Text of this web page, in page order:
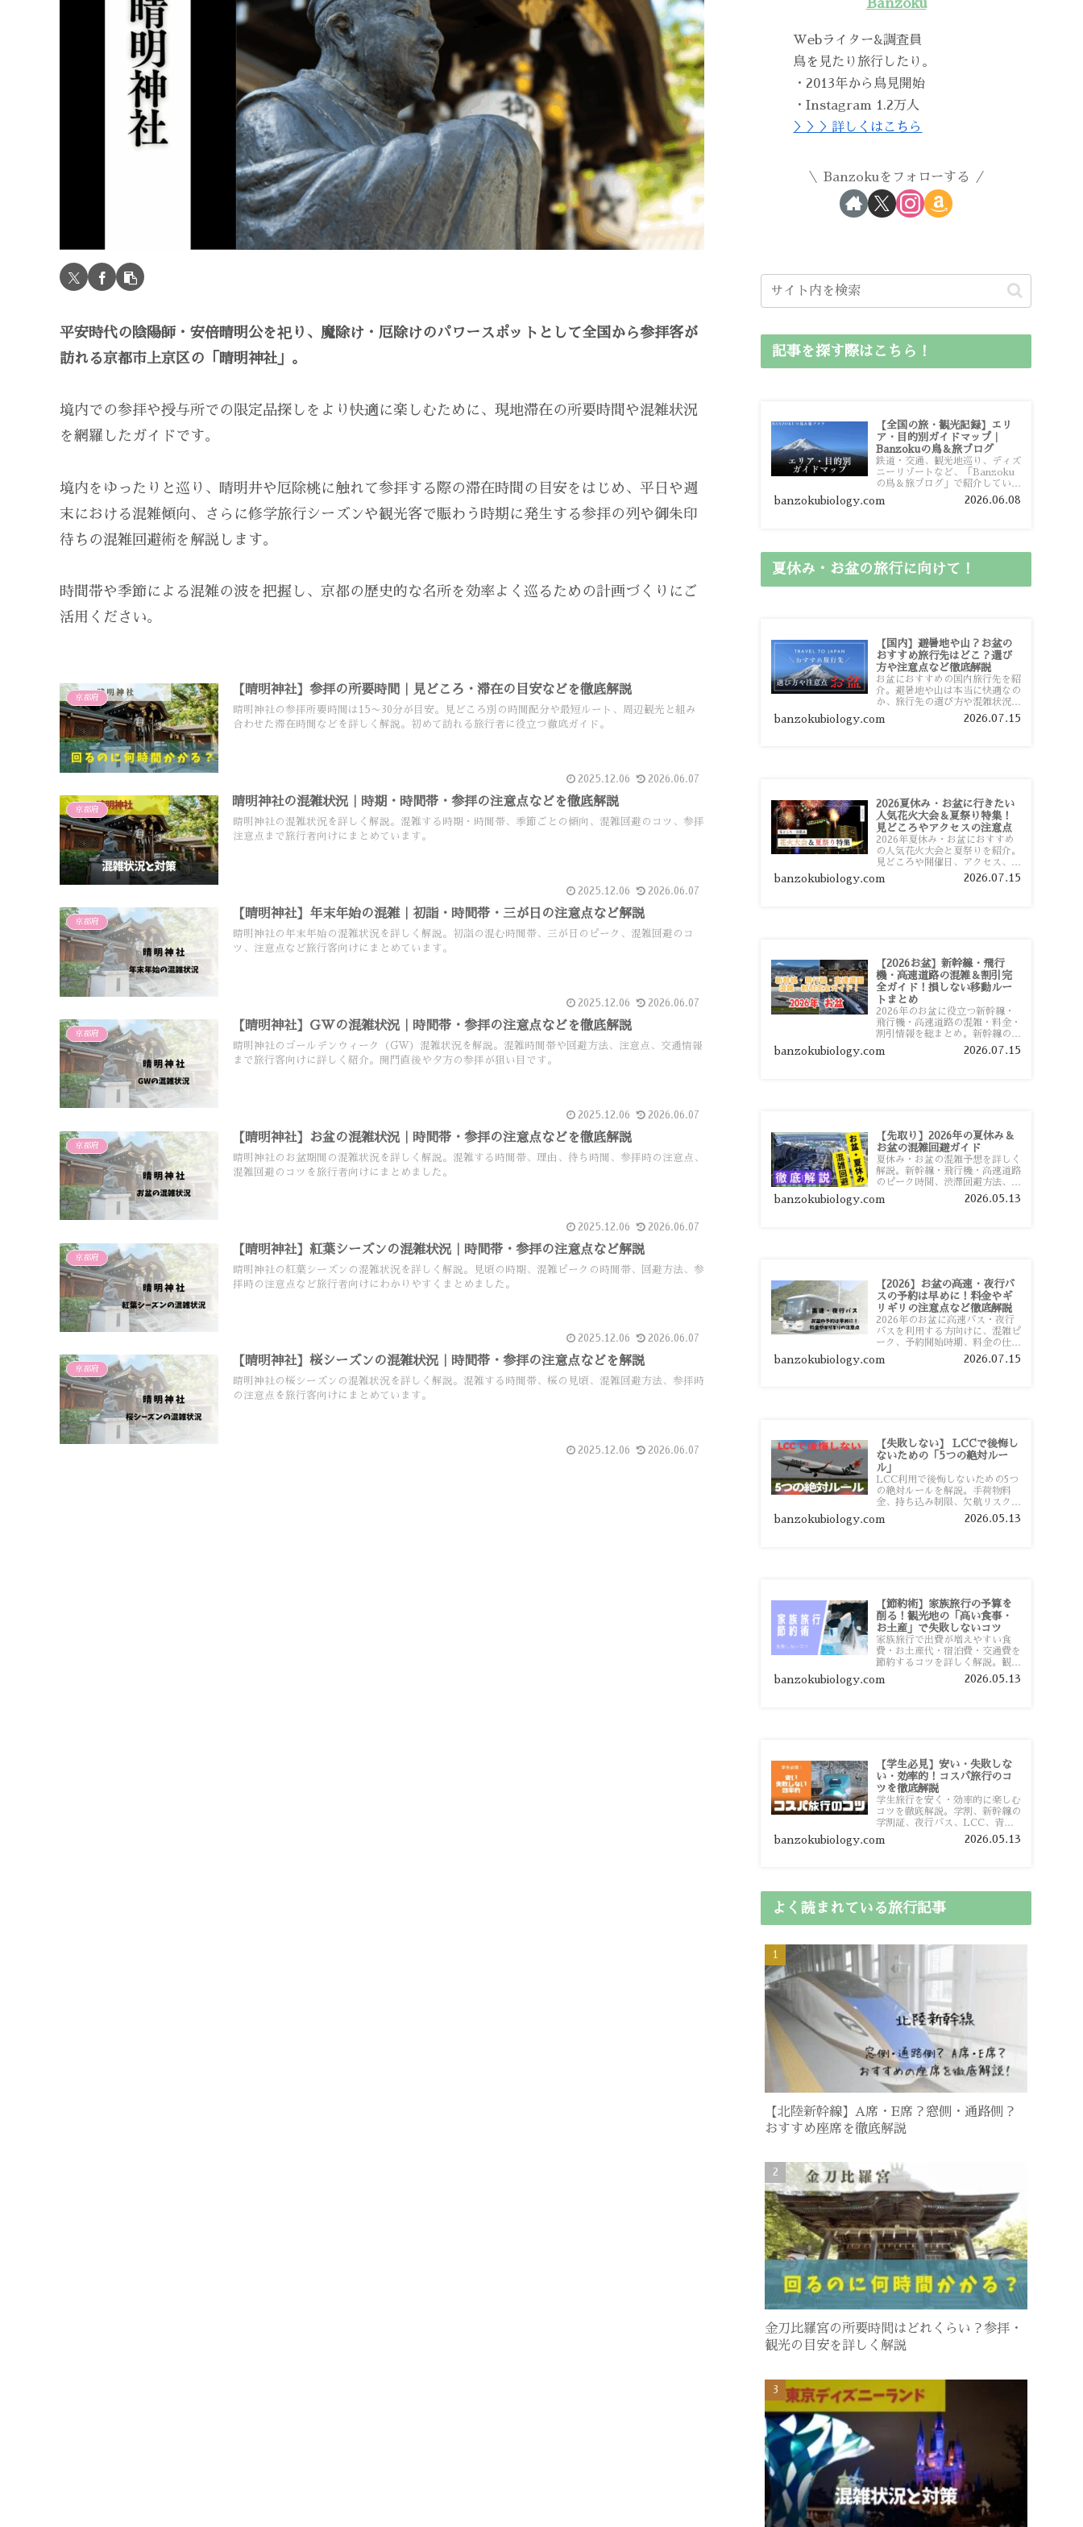
平安時代の陰陽師・安倍晴明公を祀り、魔除け・厄除けのパワースポットとして全国から参拝客が
訪れる京都市上京区の「晴明神社」。
境内での参拝や授与所での限定品探しをより快適に楽しむために、現地滞在の所要時間や混雑状況
を網羅したガイドです。
境内をゆったりと巡り、晴明井や厄除桃に触れて参拝する際の滞在時間の目安をはじめ、平日や週
末における混雑傾向、さらに修学旅行シーズンや観光客で賑わう時期に発生する参拝の列や御朱印
待ちの混雑回避術を解説します。
時間帯や季節による混雑の波を把握し、京都の歴史的な名所を効率よく巡るための計画づくりにご
活用ください。
京都府
【晴明神社】参拝の所要時間｜見どころ・滞在の目安などを徹底解説
晴明神社の参拝所要時間は15〜30分が目安。見どころ別の時間配分や最短ルート、周辺観光と組み
合わせた滞在時間などを詳しく解説。初めて訪れる旅行者に役立つ徹底ガイド。
2025.12.06 2026.06.07
京都府
晴明神社の混雑状況｜時期・時間帯・参拝の注意点などを徹底解説
晴明神社の混雑状況を詳しく解説。混雑する時期・時間帯、季節ごとの傾向、混雑回避のコツ、参拝
注意点まで旅行者向けにまとめています。
2025.12.06 2026.06.07
京都府
【晴明神社】年末年始の混雑｜初詣・時間帯・三が日の注意点など解説
晴明神社の年末年始の混雑状況を詳しく解説。初詣の混む時間帯、三が日のピーク、混雑回避のコ
ツ、注意点など旅行客向けにまとめています。
2025.12.06 2026.06.07
京都府
【晴明神社】GWの混雑状況｜時間帯・参拝の注意点などを徹底解説
晴明神社のゴールデンウィーク（GW）混雑状況を解説。混雑時間帯や回避方法、注意点、交通情報
まで旅行客向けに詳しく紹介。開門直後や夕方の参拝が狙い目です。
2025.12.06 2026.06.07
京都府
【晴明神社】お盆の混雑状況｜時間帯・参拝の注意点などを徹底解説
晴明神社のお盆期間の混雑状況を詳しく解説。混雑する時間帯、理由、待ち時間、参拝時の注意点、
混雑回避のコツを旅行者向けにまとめました。
2025.12.06 2026.06.07
京都府
【晴明神社】紅葉シーズンの混雑状況｜時間帯・参拝の注意点など解説
晴明神社の紅葉シーズンの混雑状況を詳しく解説。見頃の時期、混雑ピークの時間帯、回避方法、参
拝時の注意点など旅行者向けにわかりやすくまとめました。
2025.12.06 2026.06.07
京都府
【晴明神社】桜シーズンの混雑状況｜時間帯・参拝の注意点などを解説
晴明神社の桜シーズンの混雑状況を詳しく解説。混雑する時間帯、桜の見頃、混雑回避方法、参拝時
の注意点を旅行客向けにまとめています。
2025.12.06 2026.06.07
Banzoku
Webライター&調査員
鳥を見たり旅行したり。
・2013年から鳥見開始
・Instagram 1.2万人
＞＞＞詳しくはこちら
Banzokuをフォローする
記事を探す際はこちら！
【全国の旅・観光記録】エリ
ア・目的別ガイドマップ｜
Banzokuの鳥＆旅ブログ
鉄道・交通、観光地巡り、ディズ
ニーリゾートなど、「Banzoku
の鳥＆旅ブログ」で紹介している
全国の旅行・観光記録をエリアや
目的別に整理しました。あなたが
banzokubiology.com 2026.06.08
夏休み・お盆の旅行に向けて！
【国内】避暑地や山？お盆の
おすすめ旅行先はどこ？選び
方や注意点など徹底解説
お盆におすすめの国内旅行先を紹
介。避暑地や山は本当に快適なの
か、旅行先の選び方や混雑状況、
注意点、比較的混雑を避けやすい
おすすめスポットまで旅行前に役
banzokubiology.com 2026.07.15
2026夏休み・お盆に行きたい
人気花火大会＆夏祭り特集！
見どころやアクセスの注意点
2026年夏休み・お盆におすすめ
の人気花火大会と夏祭りを紹介。
見どころや開催日、アクセス、混
雑対策、旅行前に知っておきたい
注意点をわかりやすく解説しま
banzokubiology.com 2026.07.15
【2026お盆】新幹線・飛行
機・高速道路の混雑＆割引完
全ガイド！損しない移動ルー
トまとめ
2026年のお盆に役立つ新幹線・
飛行機・高速道路の混雑・料金・
割引情報を総まとめ。新幹線の予
約や最繁忙期料金、飛行機を安く
予約するコツ、高速道路の休日割
banzokubiology.com 2026.07.15
【先取り】2026年の夏休み＆
お盆の混雑回避ガイド
夏休み・お盆の混雑予想を詳しく
解説。新幹線・飛行機・高速道路
のピーク時間、渋滞回避方法、混
雑しやすい観光地、交通手段別の
特徴まで旅行者向けに分かりやす
banzokubiology.com 2026.05.13
【2026】お盆の高速・夜行バ
スの予約は早めに！料金やギ
リギリの注意点など徹底解説
2026年のお盆に高速バス・夜行
バスを利用する方向けに、混雑ピ
ーク、予約開始時期、料金の仕組
み、キャンセル待ちのコツ、直前
予約の注意点まで詳しく解説しま
banzokubiology.com 2026.07.15
【失敗しない】 LCCで後悔し
ないための「5つの絶対ルー
ル」
LCC利用で後悔しないための5つ
の絶対ルールを解説。手荷物料
金、持ち込み制限、欠航リスク、
時間厳守など、格安航空会社を利
用する前に知っておきたい注意点
banzokubiology.com 2026.05.13
【節約術】家族旅行の予算を
削る！観光地の「高い食事・
お土産」で失敗しないコツ
家族旅行で出費が増えやすい食
費・お土産代・宿泊費・交通費を
節約するコツを詳しく解説。観光
地価格を避ける方法や、早割・ス
ーパー活用術、予算管理のポイン
banzokubiology.com 2026.05.13
【学生必見】安い・失敗しな
い・効率的！コスパ旅行のコ
ツを徹底解説
学生旅行を安く・効率的に楽しむ
コツを徹底解説。学割、新幹線の
学割証、夜行バス、LCC、青春
18きっぷ、レンタカー割り勘な
ど、学生向けの節約旅行術を詳し
banzokubiology.com 2026.05.13
よく読まれている旅行記事
【北陸新幹線】A席・E席？窓側・通路側？
おすすめ座席を徹底解説
金刀比羅宮の所要時間はどれくらい？参拝・
観光の目安を詳しく解説